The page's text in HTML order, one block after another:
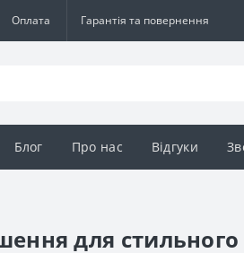
Оплата Гарантія та повернення
Блог Про нас Відгуки
для